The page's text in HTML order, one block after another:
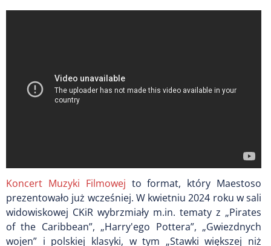
Koncert Muzyki Filmowej to format, który Maestoso
prezentowało już wcześniej. W kwietniu 2024 roku w sali
widowiskowej CKiR wybrzmiały m.in. tematy z „Pirates
of the Caribbean”, „Harry'ego Pottera”, „Gwiezdnych
wojen” i polskiej klasyki, w tym „Stawki większej niż